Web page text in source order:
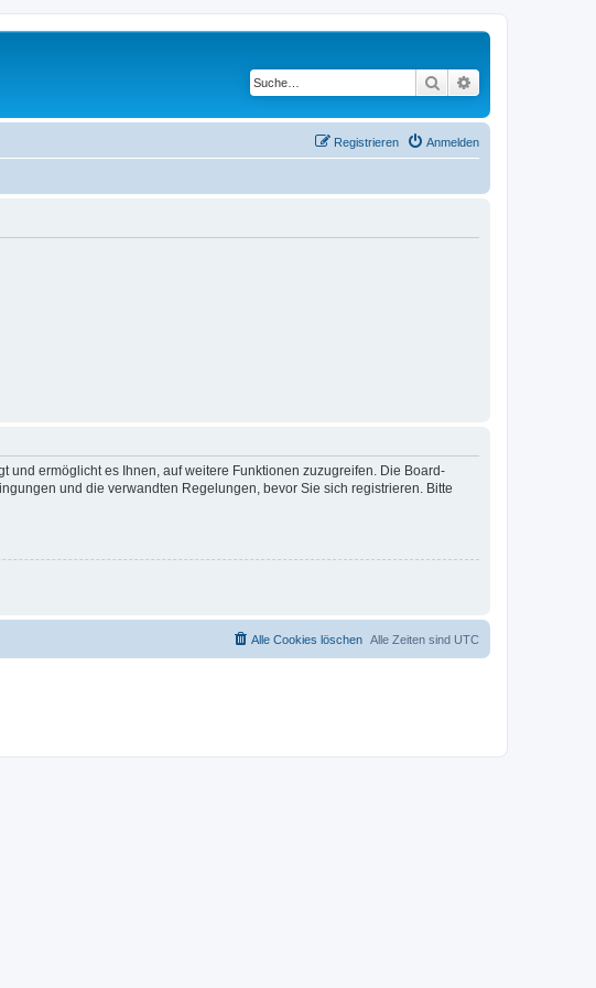
Suche
Anmelden
Registrieren
ermöglicht es Ihnen, auf weitere Funktionen zuzugreifen. Die Board-
und die verwandten Regelungen, bevor Sie sich registrieren. Bitte
Alle Zeiten sind UTC
Alle Cookies löschen